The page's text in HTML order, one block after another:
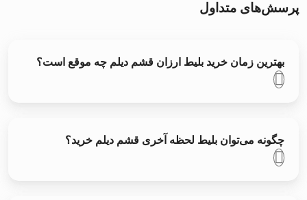
پرسش‌های متداول
بهترین زمان خرید بلیط ارزان قشم دیلم چه موقع است؟
چگونه می‌توان بلیط لحظه آخری قشم دیلم خرید؟